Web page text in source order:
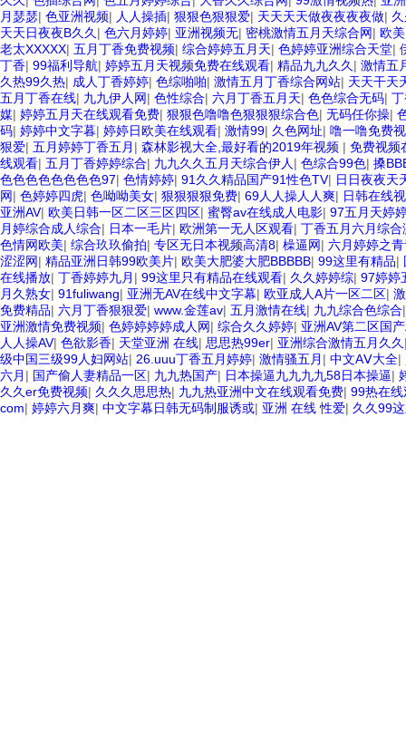
月瑟瑟| 色亚洲视频| 人人操插| 狠狠色狠狠爱| 天天天天做夜夜夜夜做|
天天日夜夜B久久 | 色六月婷婷| 亚洲视频无| 密桃激情五月天综合网| 欧
老太XXXXX| 五月丁香免费视频| 综合婷婷五月天| 色婷婷亚洲综合天堂|
丁香| 99福利导航| 婷婷五月天视频免费在线观看| 精品九九久久 | 激情五
久热99久热| 成人丁香婷婷| 色综啪啪| 激情五月丁香综合网站| 天天干天
五月丁香在线| 九九伊人网| 色性综合| 六月丁香五月天| 色色综合无码|
媒| 婷婷五月天在线观看免费| 狠狠色噜噜色狠狠狠综合色| 无码任你操|
码| 婷婷中文字暮| 婷婷日欧美在线观看| 激情99| 久色网址| 噜一噜免费
狠爱| 五月婷婷丁香五月 | 森林影视大全,最好看的2019年视频 | 免费视频
线观看| 五月丁香婷婷综合| 九九久久五月天综合伊人 | 色综合99色| 搡
色色色色色色色色97| 色情婷婷| 91久久精品国产91性色TV| 日日夜夜天
网| 色婷婷四虎| 色呦呦美女| 狠狠狠狠免费| 69人人操人人爽| 日韩在线
亚洲AV| 欧美日韩一区二区三区四区| 蜜臀av在线成人电影| 97五月天婷
月婷综合成人综合| 日本一毛片| 欧洲第一无人区观看| 丁香五月六月综合
色情网欧美| 综合玖玖偷拍| 专区无日本视频高清8| 橾逼网| 六月婷婷之
涩涩网| 精品亚洲日韩99欧美片| 欧美大肥婆大肥BBBBB| 99这里有精品|
在线播放| 丁香婷婷九月 | 99这里只有精品在线观看| 久久婷婷综| 97婷婷
月久熟女| 91fuliwang| 亚洲无AV在线中文字幕| 欧亚成人A片一区二区|
免费精品| 六月丁香狠狠爱| www.金莲av| 五月激情在线| 九九综合色综合
亚洲激情免费视频| 色婷婷婷婷成人网| 综合久久婷婷| 亚洲AV第二区国
人人操AV| 色欲影香| 天堂亚洲 在线| 思思热99er| 亚洲综合激情五月久久
级中国三级99人妇网站| 26.uuu丁香五月婷婷| 激情骚五月 | 中文AⅤ大全|
六月 | 国产偷人妻精品一区| 九九热国产| 日本操逼九九九九58日本操逼|
久久er免费视频| 久久久思思热| 九九热亚洲中文在线观看免费| 99热在
com| 婷婷六月爽| 中文字幕日韩无码制服诱或| 亚洲 在线 性爱| 久久99